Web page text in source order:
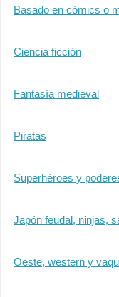
Basado en cómics o
Ciencia ficción
Fantasía medieval
Piratas
Superhéroes y
Japón feudal, ninjas,
Oeste, western y